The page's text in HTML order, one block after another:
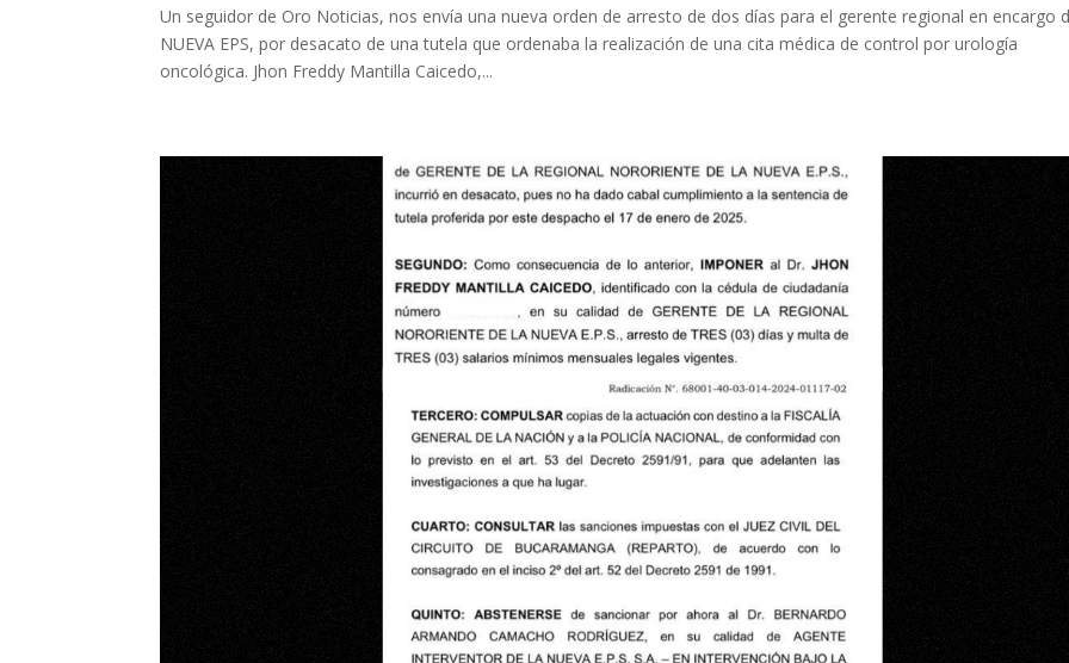
Un seguidor de Oro Noticias, nos envía una nueva orden de arresto de dos días para el gerente regional en encargo
NUEVA EPS, por desacato de una tutela que ordenaba la realización de una cita médica de control por urología
oncológica. Jhon Freddy Mantilla Caicedo,...